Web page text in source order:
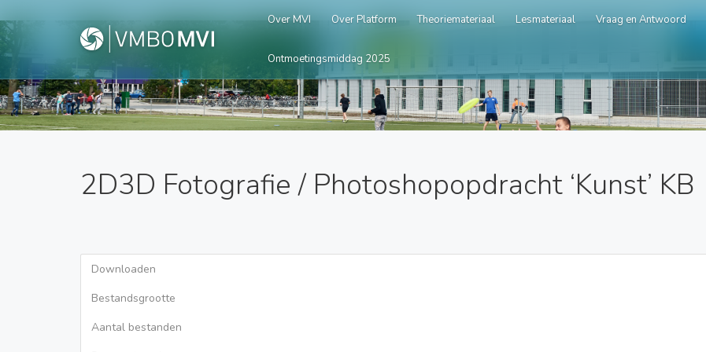
Over MVI Over Platform Theoriemateriaal Lesmateriaal Vraag en Antwoord
Ontmoetingsmiddag 2025
2D3D Fotografie / Photoshopopdracht ‘Kunst’ KB
Downloaden
Bestandsgrootte
Aantal bestanden